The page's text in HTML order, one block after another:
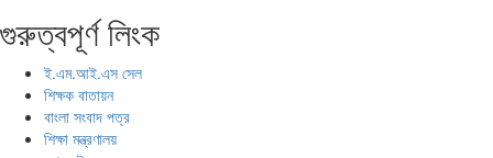
গুরুত্বপূর্ণ লিংক
ই.এম.আই.এস সেল
শিক্ষক বাতায়ন
বাংলা সংবাদ পত্র
শিক্ষা মন্ত্রণালয়